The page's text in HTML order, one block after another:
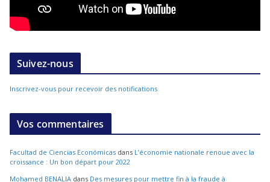
Suivez-nous
Inscrivez-vous pour recevoir des notifications
Vos commentaires
Facultad de Ciencias Económicas dans L’économie nationale renoue avec la
croissance : Un bon départ pour 2022
Mohamed BENALIA dans Des mesures pour mettre fin à la fraude à